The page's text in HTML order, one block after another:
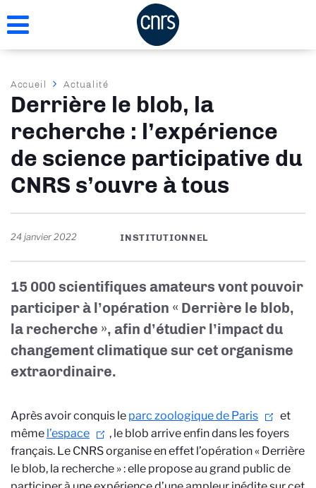
au
Fil
d'Ariane
Accueil Actualité
Derrière le blob, la
recherche : l’expérience
de science participative du
CNRS s’ouvre à tous
24 janvier 2022 INSTITUTIONNEL
15 000 scientifiques amateurs vont pouvoir
participer à l’opération « Derrière le blob,
la recherche », afin d’étudier l’impact du
changement climatique sur cet organisme
extraordinaire.
Après avoir conquis le parc zoologique de Paris
et
même l’espace
, le blob arrive enfin dans les foyers
français. Le CNRS organise en effet l’opération « Derrière
le blob, la recherche » : elle propose au grand public de